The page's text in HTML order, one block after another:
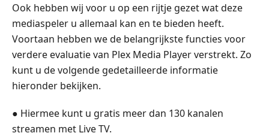
Ook hebben wij voor u op een rijtje gezet wat deze
mediaspeler u allemaal kan en te bieden heeft.
Voortaan hebben we de belangrijkste functies voor
verdere evaluatie van Plex Media Player verstrekt. Zo
kunt u de volgende gedetailleerde informatie
hieronder bekijken.
● Hiermee kunt u gratis meer dan 130 kanalen
streamen met Live TV.